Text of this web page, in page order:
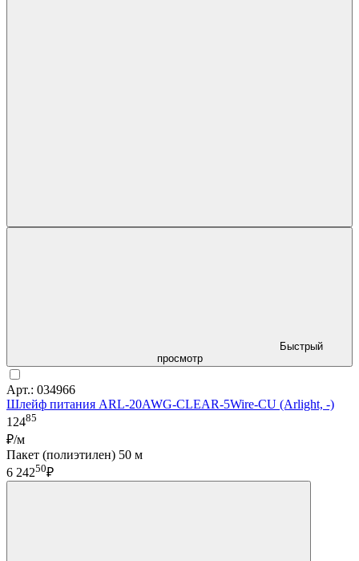
Быстрый
просмотр
Арт.: 034966
Шлейф питания ARL-20AWG-CLEAR-5Wire-CU (Arlight, -)
12485
₽/м
Пакет (полиэтилен) 50 м
6 24250₽